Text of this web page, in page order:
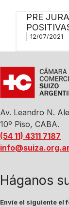
PRE
12/07/2021
Av. Leandro N.
10º Piso, CABA.
(54 11) 4311 7187
info@suiza.org.ar
Háganos
Envíe el siguiente el